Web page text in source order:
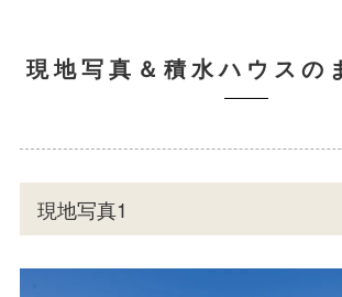
現地写真＆積水ハウスの
現地写真1